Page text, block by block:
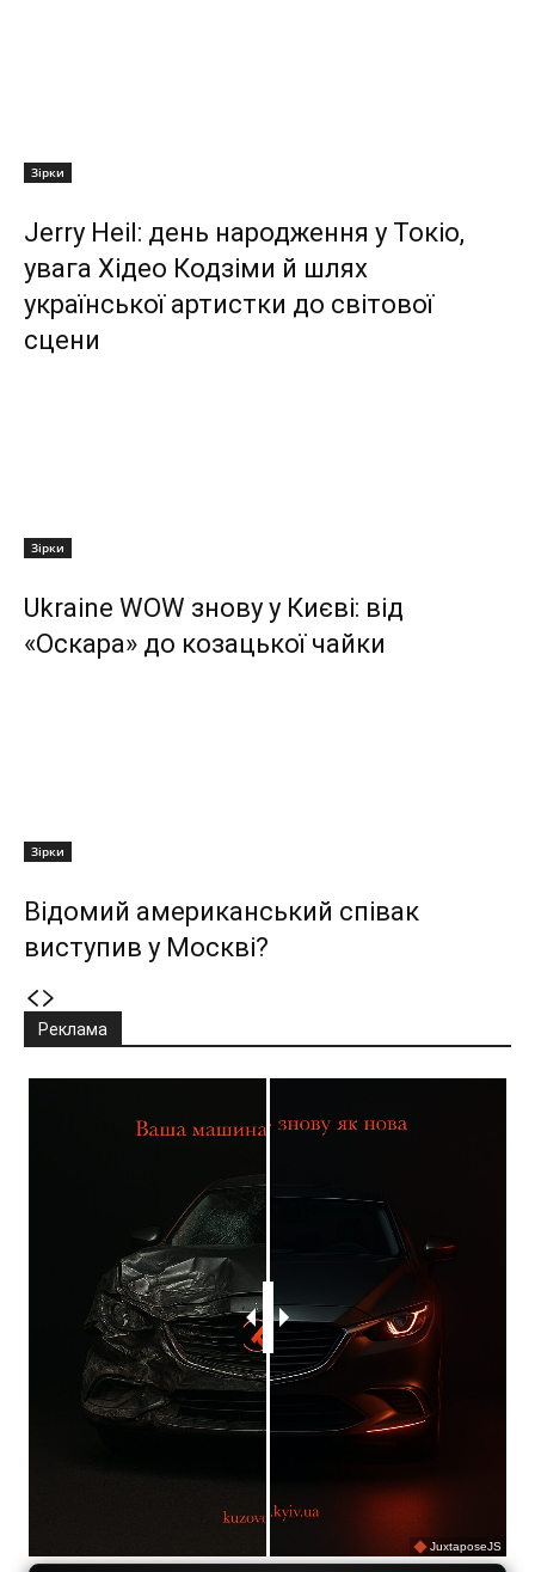
Зірки
Jerry Heil: день народження у Токіо,
увага Хідео Кодзіми й шлях
української артистки до світової
сцени
Зірки
Ukraine WOW знову у Києві: від
«Оскара» до козацької чайки
Зірки
Відомий американський співак
виступив у Москві?
Реклама
JuxtaposeJS